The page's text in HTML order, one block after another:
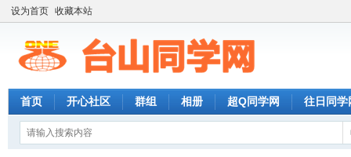
设为首页 收藏本站
首页 开心社区 群组 相册 超Q同学网 往日同学